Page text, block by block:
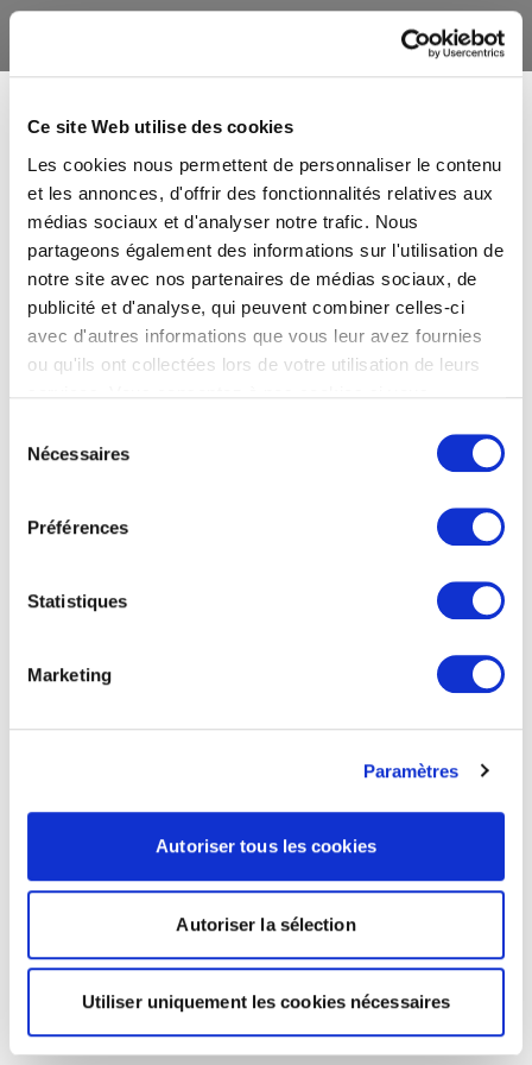
Ce site Web utilise des cookies
Les cookies nous permettent de personnaliser le contenu
et les annonces, d'offrir des fonctionnalités relatives aux
médias sociaux et d'analyser notre trafic. Nous
partageons également des informations sur l'utilisation de
notre site avec nos partenaires de médias sociaux, de
publicité et d'analyse, qui peuvent combiner celles-ci
avec d'autres informations que vous leur avez fournies
ou qu'ils ont collectées lors de votre utilisation de leurs
Nécessaires
Préférences
Statistiques
Marketing
Paramètres
Autoriser tous les cookies
Autoriser la sélection
Utiliser uniquement les cookies nécessaires